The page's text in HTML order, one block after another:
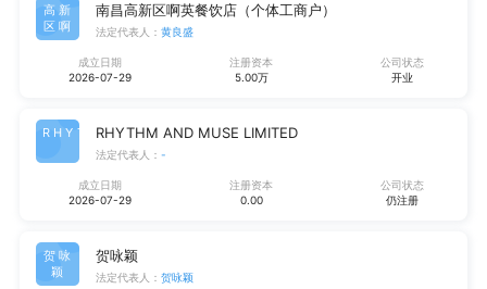
高新
区啊
南昌高新区啊英餐饮店（个体工商户）
法定代表人： 黄良盛
成立日期
2026-07-29
注册资本
5.00万
公司状态
开业
RHYT RHYTHM AND MUSE LIMITED
法定代表人： -
成立日期
2026-07-29
注册资本
0.00
公司状态
仍注册
贺咏
颖
贺咏颖
法定代表人： 贺咏颖